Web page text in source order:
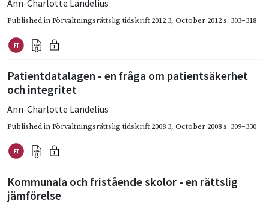
Ann-Charlotte Landelius
Published inFörvaltningsrättslig tidskrift 2012 3, October 2012s. 303–318
Patientdatalagen - en fråga om patientsäkerhet
och integritet
Ann-Charlotte Landelius
Published inFörvaltningsrättslig tidskrift 2008 3, October 2008s. 309–330
Kommunala och fristående skolor - en rättslig
jämförelse